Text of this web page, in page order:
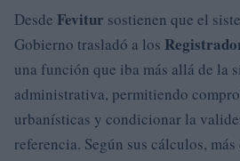
Desde Fevitur sostienen que el
Gobierno trasladó a los
una función que iba más allá de la
administrativa, permitiendo
urbanísticas y condicionar la
referencia. Según sus cálculos,